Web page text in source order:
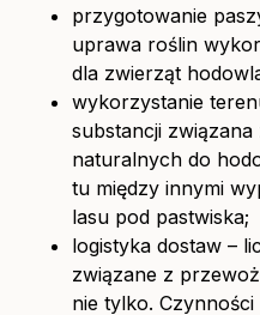
przygotowanie
uprawa roślin
dla zwierząt
wykorzystanie
substancji
naturalnych do
tu między innymi
lasu pod pastwiska;
logistyka dostaw –
związane z
nie tylko.